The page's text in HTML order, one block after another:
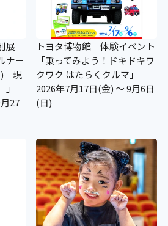
展
ナー
)―現
27
トヨタ博物館 体験イベント
「乗ってみよう！ドキドキワ
クワク はたらくクルマ」
2026年7月17日(金) ～ 9月6日
(日)